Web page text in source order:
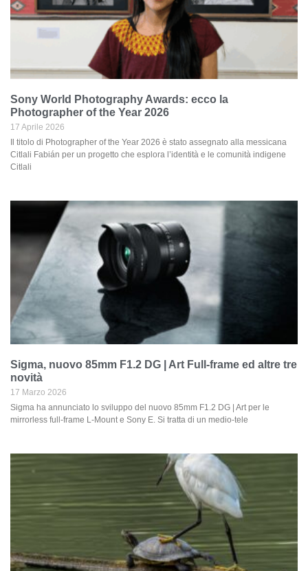
Sony World Photography Awards: ecco la
Photographer of the Year 2026
17 Aprile 2026
Il titolo di Photographer of the Year 2026 è stato assegnato alla messicana
Citlali Fabián per un progetto che esplora l’identità e le comunità indigene
Citlali
Sigma, nuovo 85mm F1.2 DG | Art Full-frame ed altre tre
novità
17 Marzo 2026
Sigma ha annunciato lo sviluppo del nuovo 85mm F1.2 DG | Art per le
mirrorless full-frame L-Mount e Sony E. Si tratta di un medio-tele